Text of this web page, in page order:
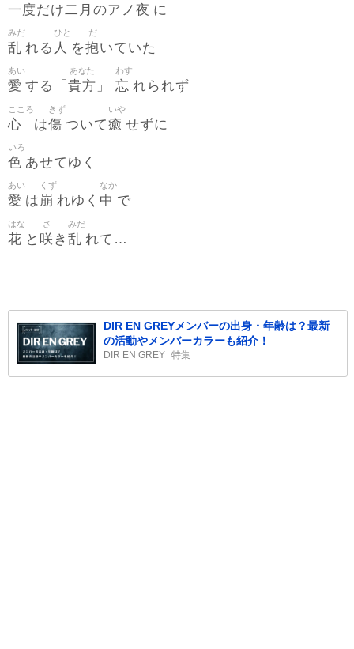
一度だけ 二月 のアノ 夜 に
乱
みだ
れる 人
ひと
を抱
だ
いていた
愛
あい
する「 貴方
あなた
」 忘
わす
れられず
心
こころ
は傷
きず
ついて癒
いや
せずに
色
いろ
あせてゆく
愛
あい
は 崩
くず
れゆく 中
なか
で
花
はな
と 咲
さ
き 乱
みだ
れて…
DIR EN GREYメンバーの出身・年齢は？最新
の活動やメンバーカラーも紹介！
DIR EN GREY 特集